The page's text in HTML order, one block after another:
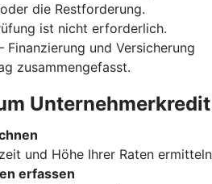
die Restforderung.
ist nicht erforderlich.
Finanzierung und Versicherung
zusammengefasst.
Unternehmerkredit
und Höhe Ihrer Raten ermitteln
erfassen